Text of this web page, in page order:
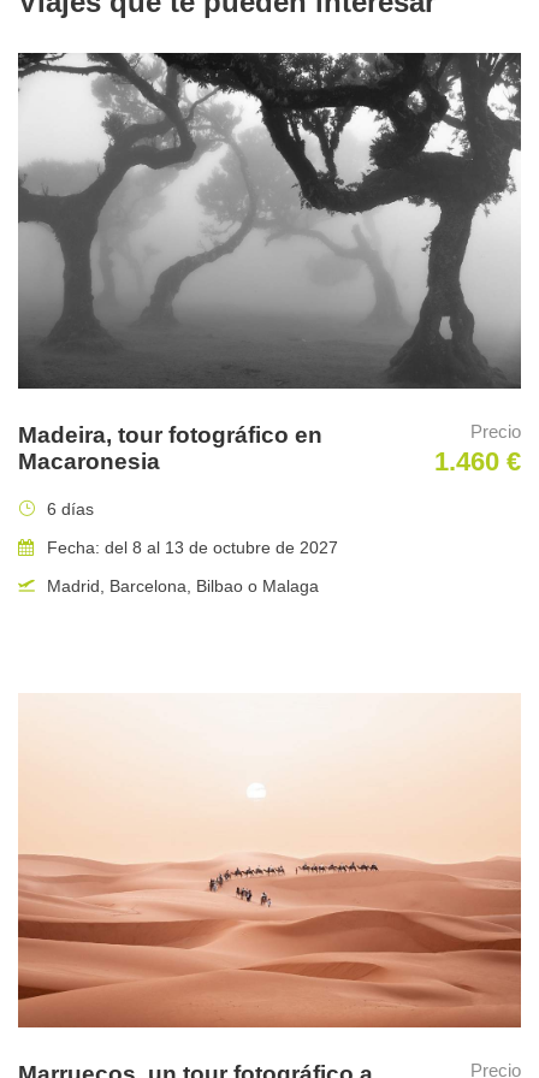
Lugares de salida
Alojamiento en acomodación doble
Transporte terrestre privado con conductor
el itinerario. El tipo de vehículo variará según el número de
participantes; se utilizaránvehículos 4×4 cuando las
condiciones del terreno lo requieran
Todas las comidas incluidas, desde la cena del día 1
hasta el desayuno del día 10.
Agua potable disponible permanentementedurante los
Guía especializado en observación de aves y
Madeira, tour fotográfico en
Macaronesia
Precio
1.460 €
6 días
Fecha: del 8 al 13 de octubre de 2027
Madrid, Barcelona, Bilbao o Malaga
Precio